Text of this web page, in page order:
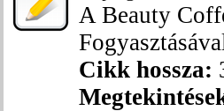
A Beauty
Cikk hossza: